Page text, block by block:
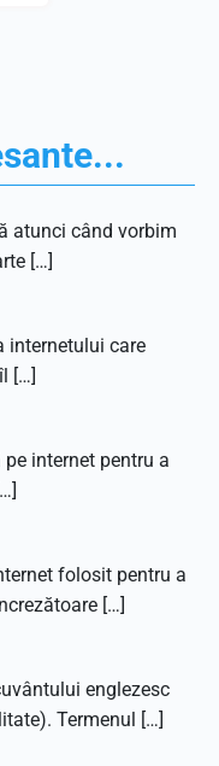
atunci când vorbim
[…]
internetului care
[…]
internet pentru a
folosit pentru a
[…]
englezesc
Termenul […]